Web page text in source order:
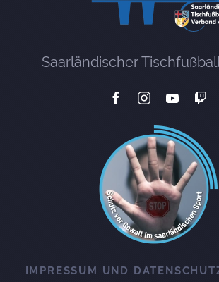
Saarländischer
IMPRESSUM UND